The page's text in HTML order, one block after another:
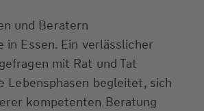
und Beratern
in Essen. Ein verlässlicher
mit Rat und Tat
Lebensphasen begleitet, sich
kompetenten Beratung